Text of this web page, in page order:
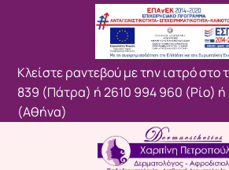
Κλείστε ραντεβού με την ιατρό στο
839 (Πάτρα) ή2610 994 960 (Ρίο) ή
(Aθήνα)